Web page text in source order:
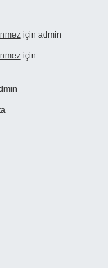
için admin
için